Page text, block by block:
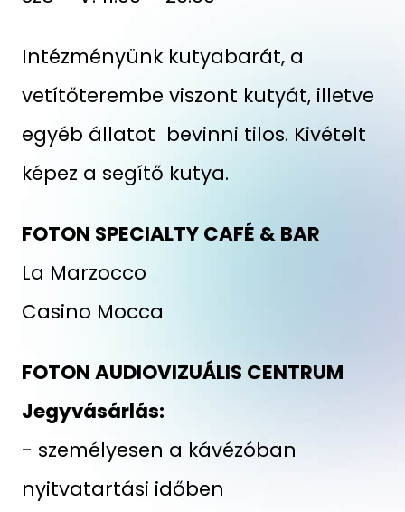
Intézményünk kutyabarát, a
vetítőterembe viszont kutyát, illetve
egyéb állatot bevinni tilos. Kivételt
képez a segítő kutya.
FOTON SPECIALTY CAFÉ & BAR
La Marzocco
Casino Mocca
FOTON AUDIOVIZUÁLIS CENTRUM
Jegyvásárlás:
- személyesen a kávézóban
nyitvatartási időben